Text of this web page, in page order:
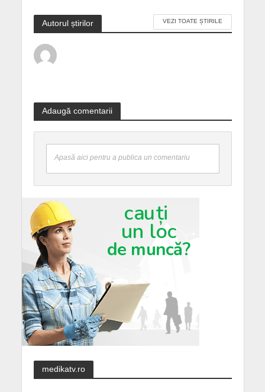
Autorul știrilor VEZI TOATE ȘTIRILE
Adaugă comentarii
Apasă aici pentru a publica un comentariu
medikatv.ro